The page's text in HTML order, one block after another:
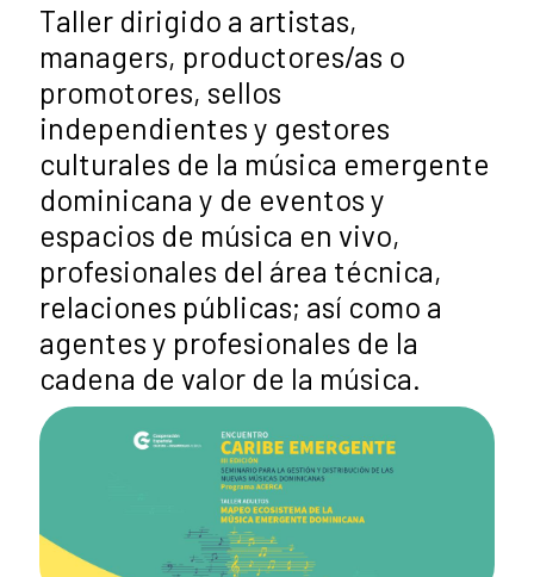
Taller dirigido a artistas,
managers, productores/as o
promotores, sellos
independientes y gestores
culturales de la música emergente
dominicana y de eventos y
espacios de música en vivo,
profesionales del área técnica,
relaciones públicas; así como a
agentes y profesionales de la
cadena de valor de la música.